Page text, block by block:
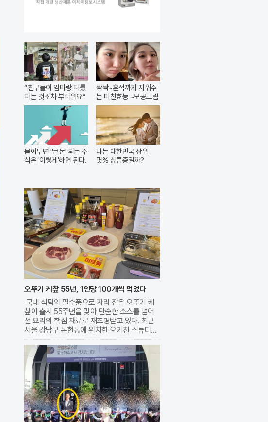
“친구들이 엄마랑 다퉜
다는 것조차 부러워요”
싹싹~흔적까지 지워주
는 미친효능 ~모공크림
묻어두면 "큰돈"되는 주
식은 '이렇게'하면 된다.
나는 대한민국 상위
몇% 상류층일까?
오뚜기 케챂 55년, 1인당 100개씩 먹었다
국내 식탁의 필수품으로 자리 잡은 오뚜기 케
챂이 출시 55주년을 맞아 단순한 소스를 넘어
선 요리의 핵심 재료로 재조명받고 있다. 최근
서울 강남구 논현동에 위치한 오키친 스튜디오
에서는 케챂의 다양한 변신을 직접 체험하는 특
별한 요리 수업이 진행됐다. 이번 행사는 1970
년대 출시 이후 한국인의 입맛을 사로잡으며